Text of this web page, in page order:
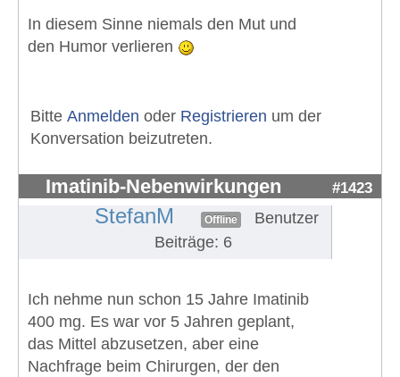
In diesem Sinne niemals den Mut und
den Humor verlieren
Bitte Anmelden oder Registrieren um der
Konversation beizutreten.
Imatinib-Nebenwirkungen #1423
StefanM Offline
Benutzer
Beiträge: 6
Ich nehme nun schon 15 Jahre Imatinib
400 mg. Es war vor 5 Jahren geplant,
das Mittel abzusetzen, aber eine
Nachfrage beim Chirurgen, der den